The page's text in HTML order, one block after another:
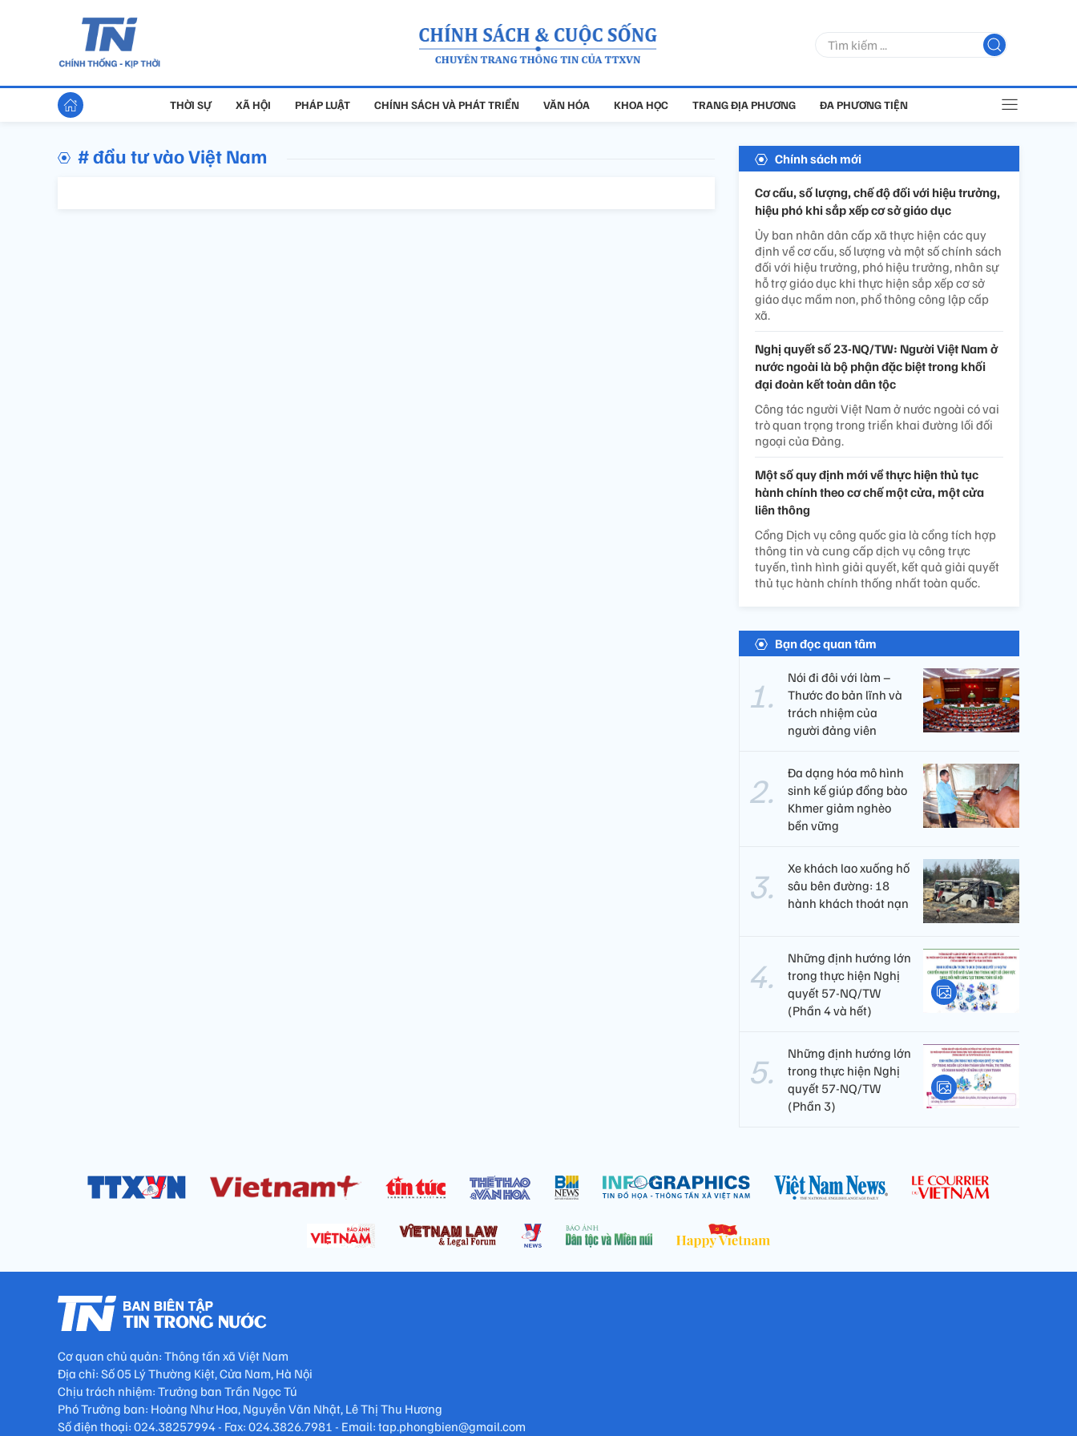
THỜI SỰ XÃ HỘI PHÁP LUẬT CHÍNH SÁCH VÀ PHÁT TRIỂN VĂN HÓA KHOA HỌC TRANG ĐỊA PHƯƠNG ĐA PHƯƠNG TIỆN
# đầu tư vào Việt Nam Chính sách mới
Cơ cấu, số lượng, chế độ đối với hiệu trưởng,
hiệu phó khi sắp xếp cơ sở giáo dục
Ủy ban nhân dân cấp xã thực hiện các quy
định về cơ cấu, số lượng và một số chính sách
đối với hiệu trưởng, phó hiệu trưởng, nhân sự
hỗ trợ giáo dục khi thực hiện sắp xếp cơ sở
giáo dục mầm non, phổ thông công lập cấp
xã.
Nghị quyết số 23-NQ/TW: Người Việt Nam ở
nước ngoài là bộ phận đặc biệt trong khối
đại đoàn kết toàn dân tộc
Công tác người Việt Nam ở nước ngoài có vai
trò quan trọng trong triển khai đường lối đối
ngoại của Đảng.
Một số quy định mới về thực hiện thủ tục
hành chính theo cơ chế một cửa, một cửa
liên thông
Cổng Dịch vụ công quốc gia là cổng tích hợp
thông tin và cung cấp dịch vụ công trực
tuyến, tình hình giải quyết, kết quả giải quyết
thủ tục hành chính thống nhất toàn quốc.
Bạn đọc quan tâm
Nói đi đôi với làm –
Thước đo bản lĩnh và
trách nhiệm của
người đảng viên​
Đa dạng hóa mô hình
sinh kế giúp đồng bào
Khmer giảm nghèo
bền vững
Xe khách lao xuống hố
sâu bên đường: 18
hành khách thoát nạn
Những định hướng lớn
trong thực hiện Nghị
quyết 57-NQ/TW
(Phần 4 và hết)
Những định hướng lớn
trong thực hiện Nghị
quyết 57-NQ/TW
(Phần 3)
Cơ quan chủ quản: Thông tấn xã Việt Nam
Địa chỉ: Số 05 Lý Thường Kiệt, Cửa Nam, Hà Nội
Chịu trách nhiệm: Trưởng ban Trần Ngọc Tú
Phó Trưởng ban: Hoàng Như Hoa, Nguyễn Văn Nhật, Lê Thị Thu Hương
Số điện thoại: 024.38257994 - Fax: 024.3826.7981 - Email: tap.phongbien@gmail.com